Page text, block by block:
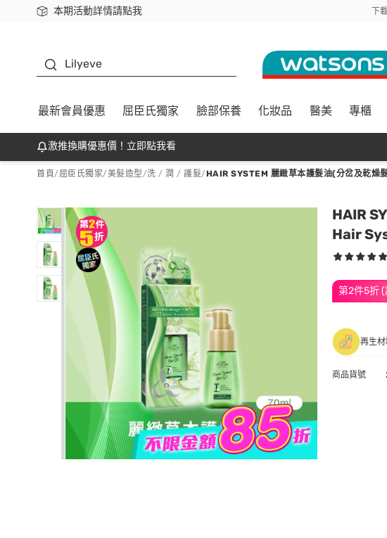
本期活動詳情請點我
下載app最高回饋$350 下
Lilyeve
最新會員優惠 屈臣氏獨家 臉部保養 化妝品 醫美 專櫃
激推換購優惠價！立即點我看
首頁/ 屈臣氏獨家/美髮造型/洗 / 潤 / 護髮/HAIR SYSTEM 麗緻草本護髮油(分岔及乾燥
HAIR
Hair
第2件5折
再生
商品貨號